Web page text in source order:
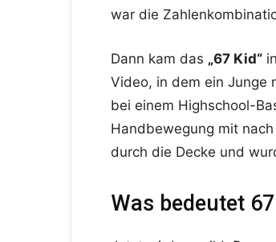
war die
Dann kam das „67 Kid“
Video, in dem ein Junge
bei einem Highschool-
Handbewegung mit
durch die Decke und
Was bedeutet